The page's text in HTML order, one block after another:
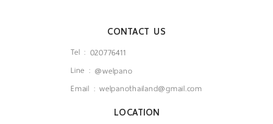
CONTACT US
Tel : 020776411
Line : @welpano
Email :welpanothailand@gmail.com
LOCATION